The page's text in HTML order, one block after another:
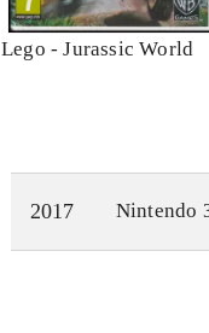
Lego - Jurassic World
2017 Nintendo